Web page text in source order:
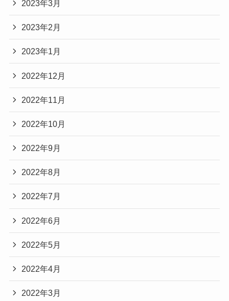
2023年3月
2023年2月
2023年1月
2022年12月
2022年11月
2022年10月
2022年9月
2022年8月
2022年7月
2022年6月
2022年5月
2022年4月
2022年3月